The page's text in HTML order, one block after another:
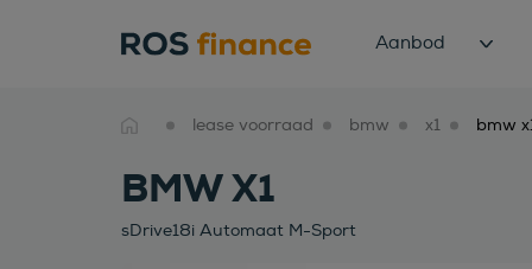
Aanbod
lease voorraad bmw x1
BMW X1
sDrive18i Automaat M-Sport